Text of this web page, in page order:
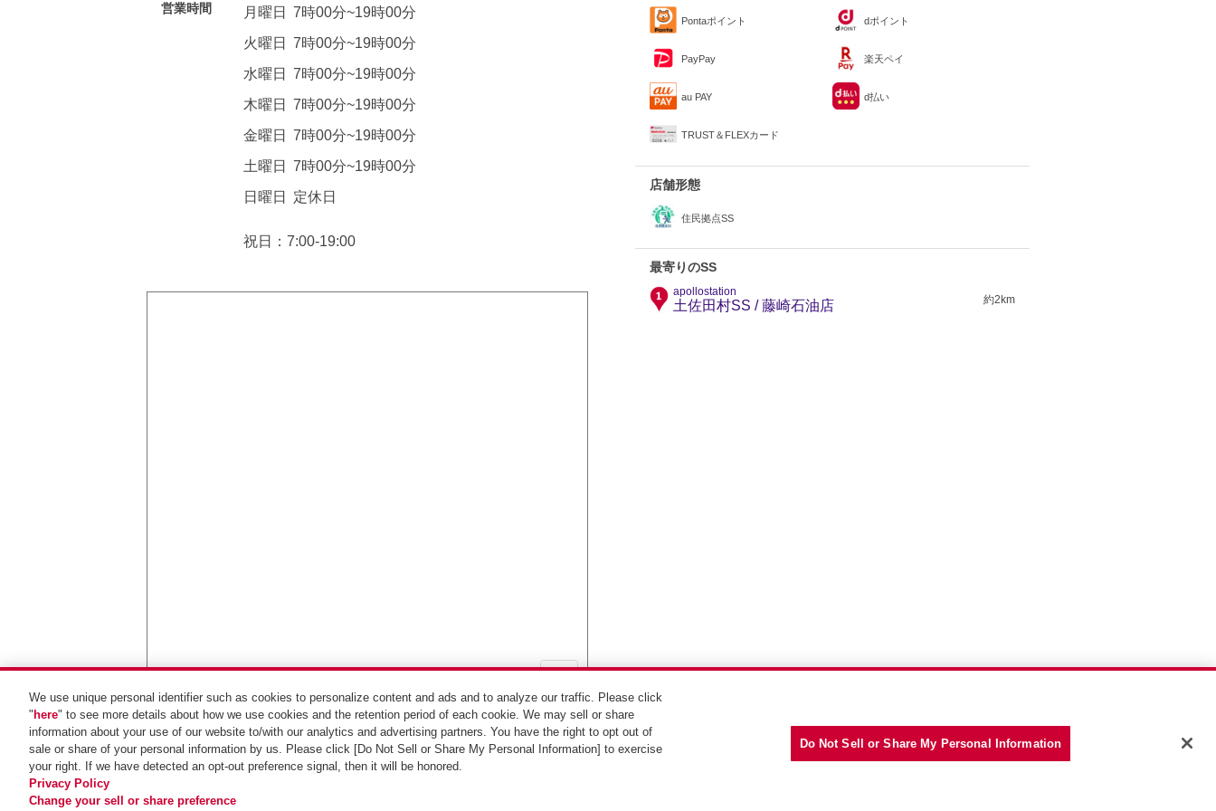
営業時間 月曜日
7時00分~19時00分
火曜日
7時00分~19時00分
水曜日
7時00分~19時00分
木曜日
7時00分~19時00分
金曜日
7時00分~19時00分
土曜日
7時00分~19時00分
日曜日
定休日
祝日：7:00-19:00
地図を拡大 ルートを検索
Pontaポイント dポイント
PayPay 楽天ペイ
au PAY d払い
TRUST＆FLEXカード
店舗形態
住民拠点SS
最寄りのSS
apollostation
土佐田村SS / 藤崎石油店 約2km
We use unique personal identifier such as cookies to personalize content and ads and to analyze our traffic. Please click
" here" to see more details about how we use cookies and the retention period of each cookie. We may sell or share
information about your use of our website to/with our analytics and advertising partners. You have the right to opt out of
sale or share of your personal information by us. Please click [Do Not Sell or Share My Personal Information] to exercise
your right. If we have detected an opt-out preference signal, then it will be honored.
Privacy Policy
Change your sell or share preference
Do Not Sell or Share My Personal Information